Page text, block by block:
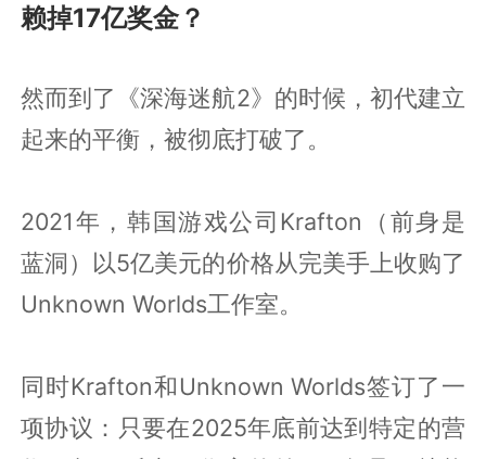
赖掉17亿奖金？
然而到了《深海迷航2》的时候，初代建立
起来的平衡，被彻底打破了。
2021年，韩国游戏公司Krafton（前身是
蓝洞）以5亿美元的价格从完美手上收购了
Unknown Worlds工作室。
同时Krafton和Unknown Worlds签订了一
项协议：只要在2025年底前达到特定的营